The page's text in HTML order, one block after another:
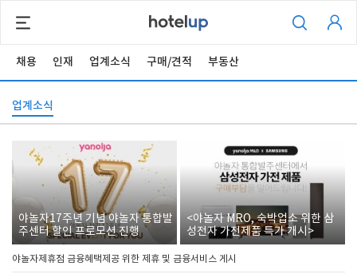
채용 인재 업계소식 구매/견적 부동산
업계소식
야놀자17주년 기념 야놀자 통합발
주센터 할인 프로모션 진행
<야놀자 MRO, 숙박업소 위한 삼
성전자 가전제품 특가 개시>
야놀자제휴점 금융혜택제공 위한 제휴 및 금융서비스 게시